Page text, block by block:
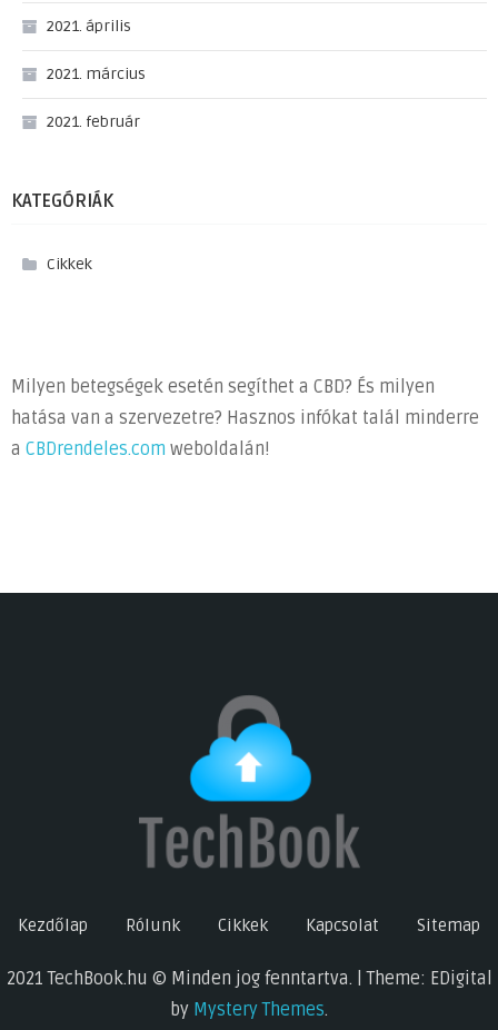
2021. április
2021. március
2021. február
KATEGÓRIÁK
Cikkek
Milyen betegségek esetén segíthet a CBD? És milyen
hatása van a szervezetre? Hasznos infókat talál minderre
a CBDrendeles.com weboldalán!
Kezdőlap Rólunk Cikkek Kapcsolat Sitemap
2021 TechBook.hu © Minden jog fenntartva. | Theme: EDigital
by Mystery Themes.